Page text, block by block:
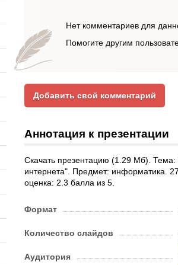
Нет комментариев для
Помогите другим
Добавить свой комментарий
Аннотация к презентации
Скачать презентацию (1.29 Мб). Тема:
интернета". Предмет: информатика.
оценка: 2.3 балла из 5.
Формат
Количество слайдов
Аудитория